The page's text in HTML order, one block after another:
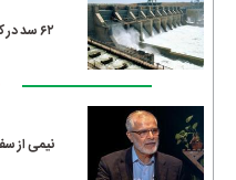
۶۲ سد در کشور توسط قرارگاه خاتم احداث شده است
نیمی از